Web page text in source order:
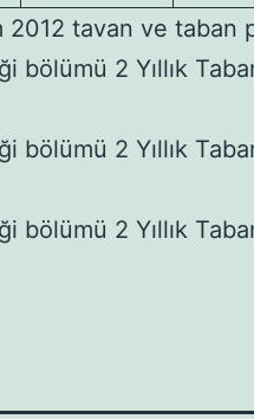
tavan ve taban
bölümü 2 Yıllık
bölümü 2 Yıllık
bölümü 2 Yıllık